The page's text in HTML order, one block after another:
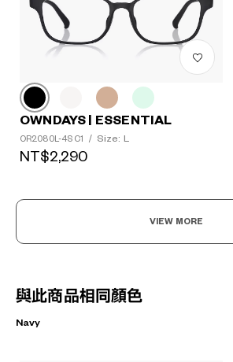
OWNDAYS | ESSENTIAL
OR2080L-4S C1 / Size: L
NT$2,290
VIEW MORE
與此商品相同顏色
Navy